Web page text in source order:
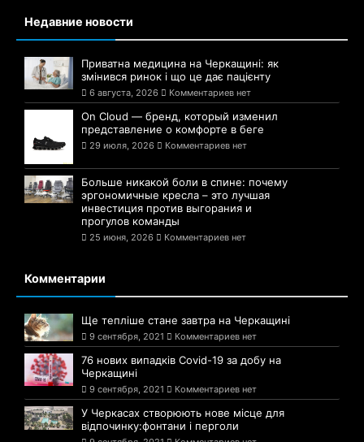
Недавние новости
Приватна медицина на Черкащині: як
змінився ринок і що це дає пацієнту
6 августа, 2026 Комментариев нет
On Cloud — бренд, который изменил
представление о комфорте в беге
29 июля, 2026 Комментариев нет
Больше никакой боли в спине: почему
эргономичные кресла – это лучшая
инвестиция против выгорания и
прогулов команды
25 июня, 2026 Комментариев нет
Комментарии
Ще тепліше стане завтра на Черкащині
9 сентября, 2021 Комментариев нет
76 нових випадків Covid-19 за добу на
Черкащині
9 сентября, 2021 Комментариев нет
У Черкасах створюють нове місце для
відпочинку:фонтани і перголи